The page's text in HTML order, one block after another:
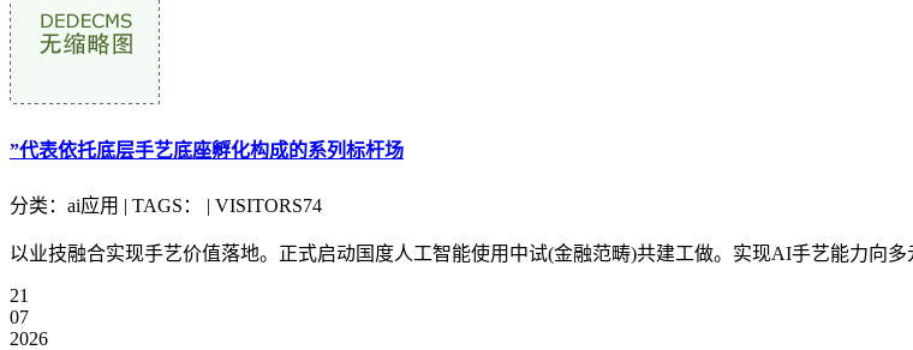
”代表依托底层手艺底座孵化构成的系列标杆场
分类：ai应用 | TAGS： | VISITORS74
以业技融合实现手艺价值落地。正式启动国度人工智能使用中试(金融范畴)共建工做。实现AI手艺能力向
21
07
2026